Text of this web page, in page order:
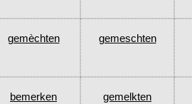
gemèchten gemeschten
bemerken gemelkten